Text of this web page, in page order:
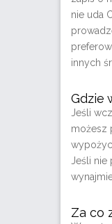
nie uda
innych
Gdzie
Jeśli
możesz
Jeśli
Za co